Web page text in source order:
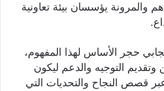
والمرونة يؤسسان بيئة تعاونية
حجر الأساس لهذا المفهوم،
وتقديم التوجيه والدعم ليكون
قصص النجاح والتحديات التي